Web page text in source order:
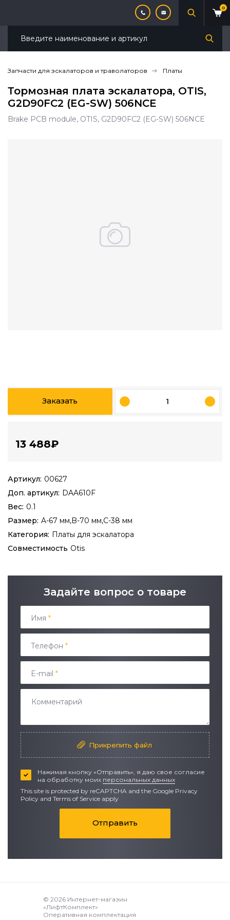
0
Запчасти для эскалаторов и траволаторов Платы
Тормозная плата эскалатора, OTIS,
G2D90FC2 (EG-SW) 506NCE
Brake PCB module, OTIS, G2D90FC2 (EG-SW) 506NCE
Заказать
13 488₽
Артикул: 00627
Доп. артикул: DAA610F
Вес: 0.1
Размер: A-67 мм,B-70 мм,C-38 мм
Категория: Платы для эскалатора
Совместимость Otis
Задайте вопрос о товаре
Имя *
Телефон *
E-mail *
Прикрепить файл
Нажимая кнопку «Отправить», я даю свое согласие
на обработку моих персональных данных
This site is protected by reCAPTCHA and the Google Privacy
Policy and Terms of Service apply
Отправить
© 2026 Интернет-магазин
«ЛифтКомплект»
Оперативная комплектация